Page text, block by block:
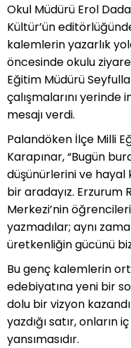
Okul Müdürü Erol
Kültür’ün
kalemlerin yazarlık
öncesinde okulu
Eğitim Müdürü
çalışmalarını
mesajı verdi.
Palandöken İlçe Milli
Karapınar, “Bugün
düşünürlerini ve hayal
bir aradayız. Erzurum
Merkezi’nin
yazmadılar; aynı
üretkenliğin gücünü
Bu genç kalemlerin
edebiyatına yeni bir
dolu bir vizyon
yazdığı satır, onların
yansımasıdır.